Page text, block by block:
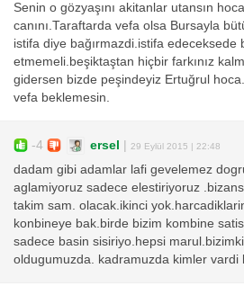
Senin o gözyaşını akitanlar utansın
canını.Taraftarda vefa olsa Bursayla
istifa diye bağırmazdi.istifa edeceksede
etmemeli.beşiktaştan hiçbir farkınız
gidersen bizde peşindeyiz Ertuğrul
vefa beklemesin.
-4 ersel | 29 Eylül 2015 | 22:48
dadam gibi adamlar lafi gevelemez
aglamiyoruz sadece elestiriyoruz
takim sam. olacak.ikinci
konbineye bak.birde bizim kombine
sadece basin sisiriyo.hepsi
oldugumuzda. kadramuzda kimler vardi